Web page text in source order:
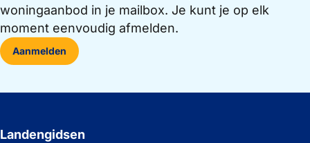
woningaanbod in je mailbox. Je kunt je op elk
moment eenvoudig afmelden.
Aanmelden
Landengidsen